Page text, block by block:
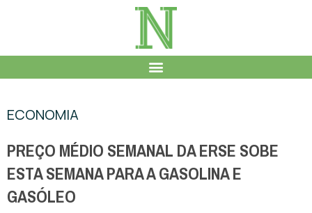
ECONOMIA
PREÇO MÉDIO SEMANAL DA ERSE SOBE
ESTA SEMANA PARA A GASOLINA E
GASÓLEO